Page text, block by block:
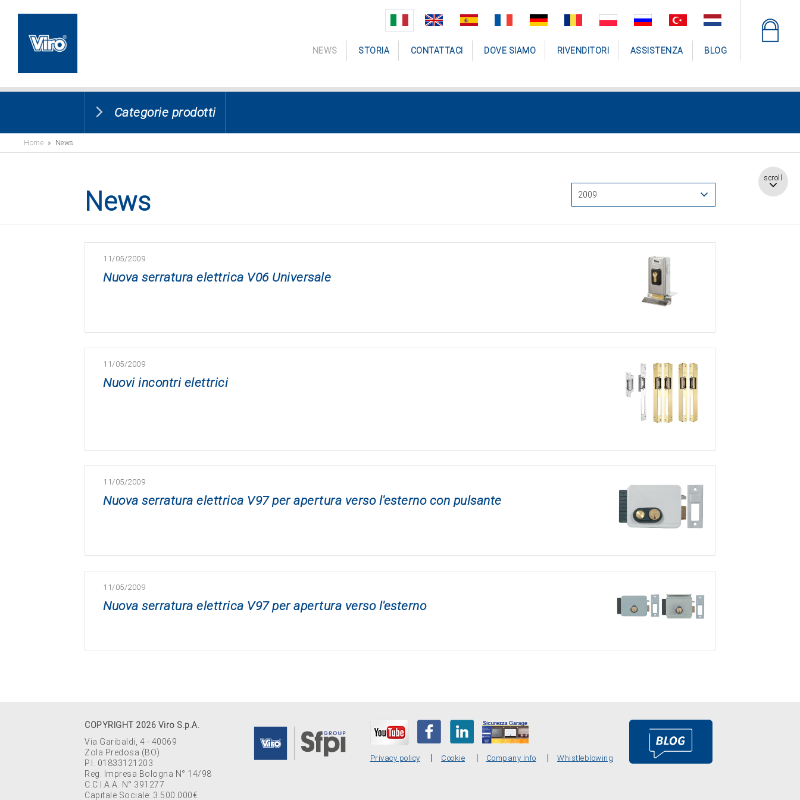
scroll
NEWS STORIA CONTATTACI DOVE SIAMO RIVENDITORI ASSISTENZA BLOG
Categorie prodotti
Home » News
News
11/05/2009
Nuova serratura elettrica V06 Universale
11/05/2009
Nuovi incontri elettrici
11/05/2009
Nuova serratura elettrica V97 per apertura verso l'esterno con pulsante
11/05/2009
Nuova serratura elettrica V97 per apertura verso l'esterno
COPYRIGHT 2026 Viro S.p.A.
Via Garibaldi, 4 - 40069
Zola Predosa (BO)
P.I. 01833121203
Reg. Impresa Bologna N° 14/98
C.C.I.A.A. N° 391277
Capitale Sociale: 3.500.000€
Privacy policy Cookie Company Info Whistleblowing